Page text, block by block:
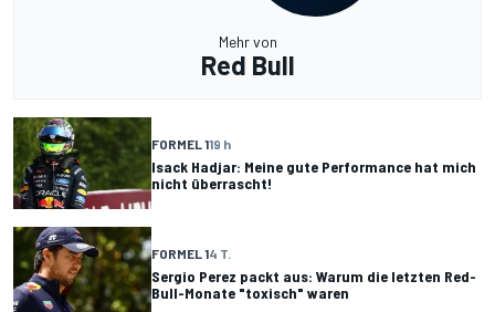
Mehr von
Red Bull
FORMEL 119 h
Isack Hadjar: Meine gute Performance hat mich
nicht überrascht!
FORMEL 14 T.
Sergio Perez packt aus: Warum die letzten Red-
Bull-Monate "toxisch" waren